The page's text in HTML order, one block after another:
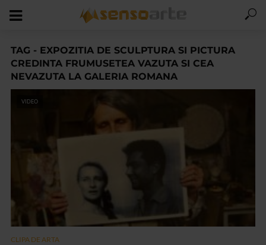
TAG - EXPOZITIA DE SCULPTURA SI PICTURA
CREDINTA FRUMUSETEA VAZUTA SI CEA
NEVAZUTA LA GALERIA ROMANA
VIDEO
CLIPA DE ARTA